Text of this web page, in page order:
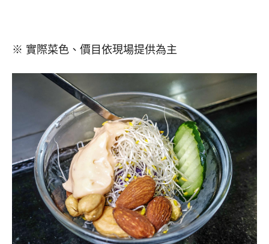
※ 實際菜色、價目依現場提供為主